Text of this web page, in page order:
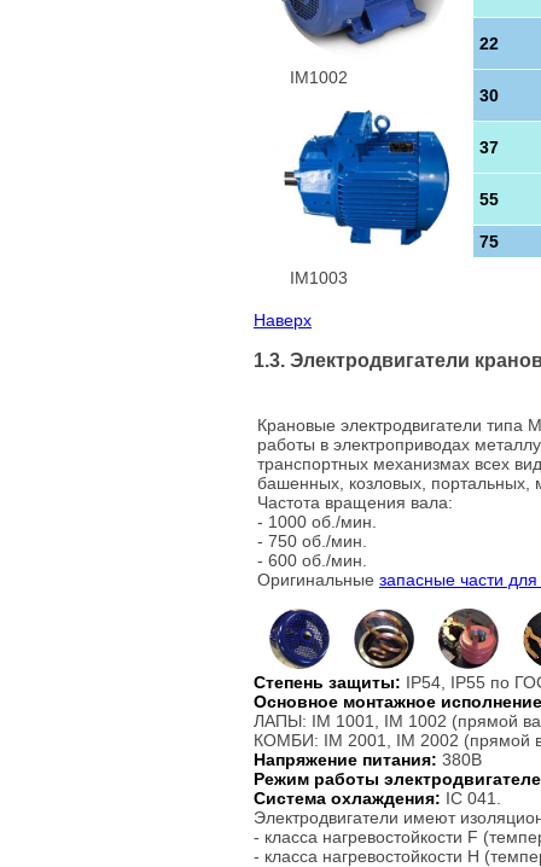
IM1002
IM1003
22
30
37
55
75
Наверх
1.3. Электродвигатели
Крановые электродвигатели типа
работы в электроприводах
транспортных механизмах всех
башенных, козловых, портальных,
Частота вращения вала:
- 1000 об./мин.
- 750 об./мин.
- 600 об./мин.
Оригинальные запасные части для
Степень защиты: IP54, IP55 по
Основное монтажное
ЛАПЫ: IM 1001, IM 1002 (прямой
КОМБИ: IM 2001, IM 2002 (прямой
Напряжение питания: 380В
Режим работы
Система охлаждения: IC 041.
Электродвигатели имеют
- класса нагревостойкости F
- класса нагревостойкости H